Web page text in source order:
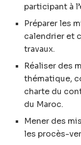
participant à
Préparer les
calendrier et
travaux.
Réaliser des
thématique,
charte du
du Maroc.
Mener des
les procès-